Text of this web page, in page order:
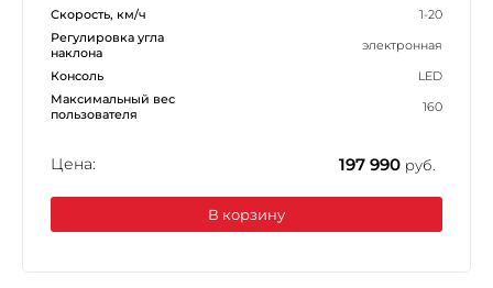
Скорость, км/ч
1-20
Регулировка угла
наклона
электронная
Консоль
LED
Максимальный вес
пользователя
160
Цена: 197 990 руб.
В корзину